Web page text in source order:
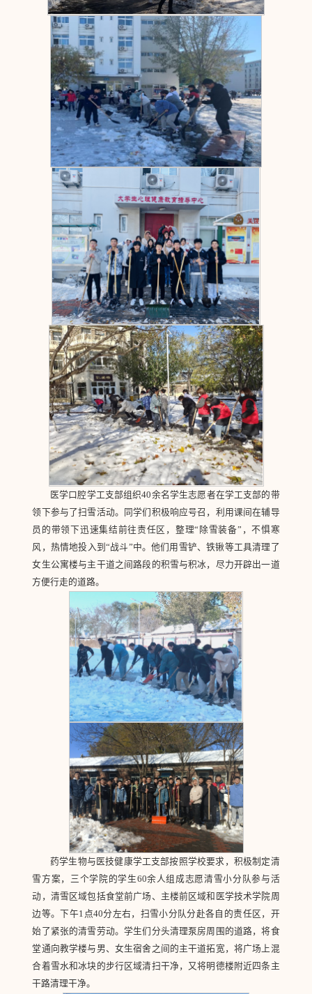
医学口腔学工支部组织40余名学生志愿者在学工支部的带
领下参与了扫雪活动。同学们积极响应号召，利用课间在辅导
员的带领下迅速集结前往责任区，整理“除雪装备”，不惧寒
风，热情地投入到“战斗”中。他们用雪铲、铁锹等工具清理了
女生公寓楼与主干道之间路段的积雪与积冰，尽力开辟出一道
方便行走的道路。
药学生物与医技健康学工支部按照学校要求，积极制定清
雪方案，三个学院的学生60余人组成志愿清雪小分队参与活
动，清雪区域包括食堂前广场、主楼前区域和医学技术学院周
边等。下午1点40分左右，扫雪小分队分赴各自的责任区，开
始了紧张的清雪劳动。学生们分头清理泵房周围的道路，将食
堂通向教学楼与男、女生宿舍之间的主干道拓宽，将广场上混
合着雪水和冰块的步行区域清扫干净，又将明德楼附近四条主
干路清理干净。